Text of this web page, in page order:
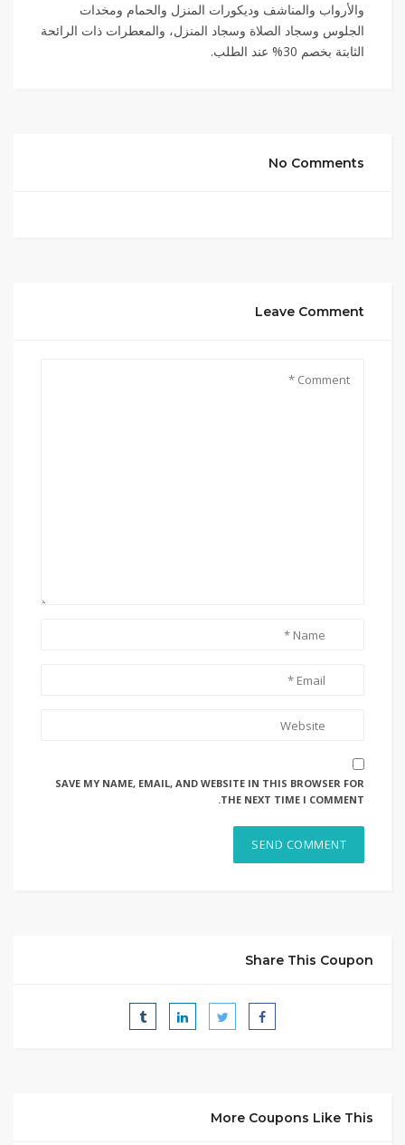
والأرواب والمناشف وديكورات المنزل والحمام ومخدات
الجلوس وسجاد الصلاة وسجاد المنزل، والمعطرات ذات الرائحة
الثابتة بخصم 30% عند الطلب.
No Comments
Leave Comment
SAVE MY NAME, EMAIL, AND WEBSITE IN THIS BROWSER FOR
THE NEXT TIME I COMMENT.
Share This Coupon
More Coupons Like This